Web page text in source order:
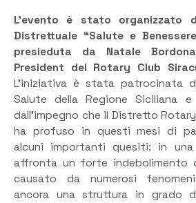
L’evento è stato organizzato
Distrettuale “Salute e
presieduta da Natale
President del Rotary Club
L’iniziativa è stata patrocinata
Salute della Regione Siciliana
dall’impegno che il Distretto
ha profuso in questi mesi di
alcuni importanti quesiti: in
affronta un forte indebolimento
causato da numerosi
ancora una struttura in grado